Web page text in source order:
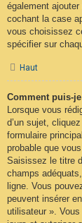
également
cochant la case
vous choisissez
spécifier sur
Haut
Comment puis-
Lorsque vous
d’un sujet,
formulaire
probable que
Saisissez le titre
champs
ligne. Vous
peuvent insérer
utilisateur ».